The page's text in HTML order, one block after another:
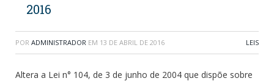
2016
POR ADMINISTRADOR EM 13 DE ABRIL DE 2016 LEIS
Altera a Lei n° 104, de 3 de junho de 2004 que dispõe sobre